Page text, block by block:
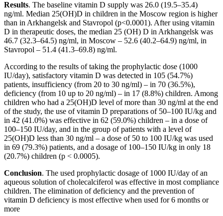
Results. The baseline vitamin D supply was 26.0 (19.5–35.4)
ng/ml. Median 25(OH)D in children in the Moscow region is higher
than in Arkhangelsk and Stavropol (p<0.0001). After using vitamin
D in therapeutic doses, the median 25 (OH) D in Arkhangelsk was
46.7 (32.3–64.5) ng/ml, in Moscow – 52.6 (40.2–64.9) ng/ml, in
Stavropol – 51.4 (41.3–69.8) ng/ml.
According to the results of taking the prophylactic dose (1000
IU/day), satisfactory vitamin D was detected in 105 (54.7%)
patients, insufficiency (from 20 to 30 ng/ml) – in 70 (36.5%),
deficiency (from 10 up to 20 ng/ml) – in 17 (8.8%) children. Among
children who had a 25(OH)D level of more than 30 ng/ml at the end
of the study, the use of vitamin D preparations of 50–100 IU/kg and
in 42 (41.0%) was effective in 62 (59.0%) children – in a dose of
100–150 IU/day, and in the group of patients with a level of
25(OH)D less than 30 ng/ml – a dose of 50 to 100 IU/kg was used
in 69 (79.3%) patients, and a dosage of 100–150 IU/kg in only 18
(20.7%) children (p < 0.0005).
Conclusion. The used prophylactic dosage of 1000 IU/day of an
aqueous solution of cholecalciferol was effective in most compliance
children. The elimination of deficiency and the prevention of
vitamin D deficiency is most effective when used for 6 months or
more